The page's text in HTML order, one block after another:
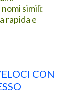
simili:
rapida e
CON